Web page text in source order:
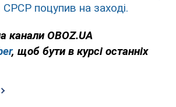
СРСР поцупив на заході.
канали OBOZ.UA
, щоб бути в курсі останніх